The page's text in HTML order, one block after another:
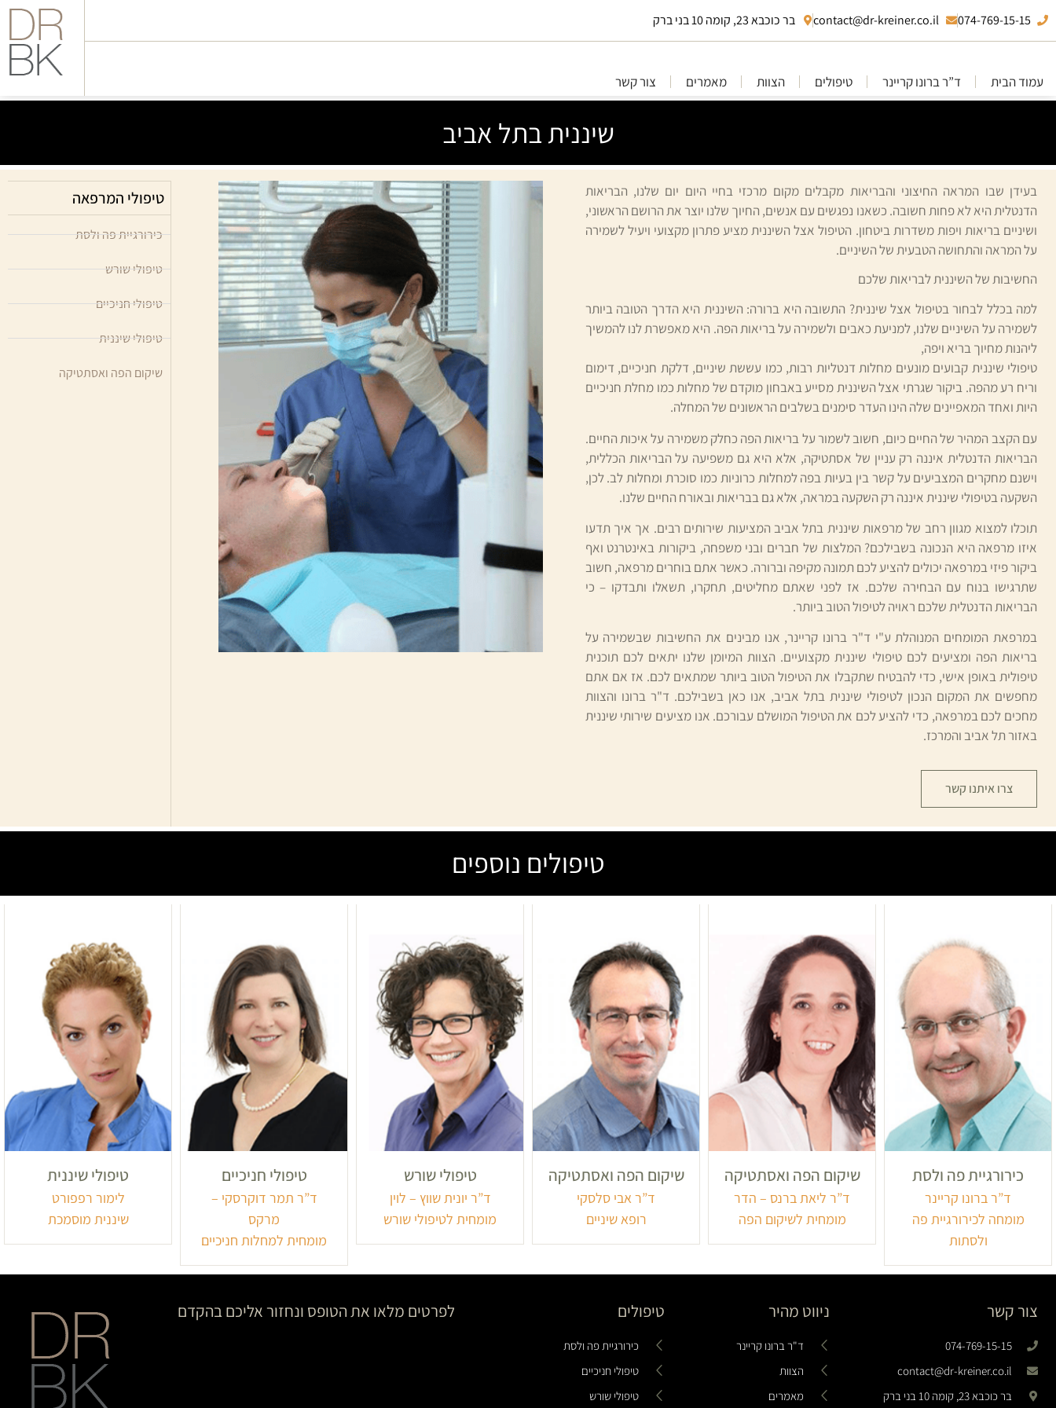
074-769-15-15
contact@dr-kreiner.co.il בר כוכבא 23, קומה 10 בני ברק
עמוד הבית ד”ר ברונו קריינר טיפולים הצוות מאמרים צור קשר
שיננית בתל אביב
בעידן שבו המראה החיצוני והבריאות מקבלים מקום מרכזי בחיי היום יום שלנו, הבריאות
הדנטלית היא לא פחות חשובה. כשאנו נפגשים עם אנשים, החיוך שלנו יוצר את הרושם הראשוני,
ושיניים בריאות ויפות משדרות ביטחון. הטיפול אצל השיננית מציע פתרון מקצועי ויעיל לשמירה
על המראה והתחושה הטבעית של השיניים.
החשיבות של השיננית לבריאות שלכם
למה בכלל לבחור בטיפול אצל שיננית? התשובה היא ברורה: השיננית היא הדרך הטובה ביותר
לשמירה על השיניים שלנו, למניעת כאבים ולשמירה על בריאות הפה. היא מאפשרת לנו להמשיך
ליהנות מחיוך בריא ויפה,
טיפולי שיננית קבועים מונעים מחלות דנטליות רבות, כמו עששת שיניים, דלקת חניכיים, דימום
וריח רע מהפה. ביקור שגרתי אצל השיננית מסייע באבחון מוקדם של מחלות כמו מחלת חניכיים
היות ואחד המאפיינים שלה הינו העדר סימנים בשלבים הראשונים של המחלה.
עם הקצב המהיר של החיים כיום, חשוב לשמור על בריאות הפה כחלק משמירה על איכות החיים.
הבריאות הדנטלית איננה רק עניין של אסתטיקה, אלא היא גם משפיעה על הבריאות הכללית,
וישנם מחקרים המצביעים על קשר בין בעיות בפה למחלות כרוניות כמו סוכרת ומחלות לב. לכן,
השקעה בטיפולי שיננית איננה רק השקעה במראה, אלא גם בבריאות ובאורח החיים שלנו.
תוכלו למצוא מגוון רחב של מרפאות שיננית בתל אביב המציעות שירותים רבים. אך איך תדעו
איזו מרפאה היא הנכונה בשבילכם? המלצות של חברים ובני משפחה, ביקורות באינטרנט ואף
ביקור פיזי במרפאה יכולים להציע לכם תמונה מקיפה וברורה. כאשר אתם בוחרים מרפאה, חשוב
שתרגישו בנוח עם הבחירה שלכם. אז לפני שאתם מחליטים, תחקרו, תשאלו ותבדקו – כי
הבריאות הדנטלית שלכם ראויה לטיפול הטוב ביותר.
במרפאת המומחים המנוהלת ע"י ד"ר ברונו קריינר, אנו מבינים את החשיבות שבשמירה על
בריאות הפה ומציעים לכם טיפולי שיננית מקצועיים. הצוות המיומן שלנו יתאים לכם תוכנית
טיפולית באופן אישי, כדי להבטיח שתקבלו את הטיפול הטוב ביותר שמתאים לכם. אז אם אתם
מחפשים את המקום הנכון לטיפולי שיננית בתל אביב, אנו כאן בשבילכם. ד"ר ברונו והצוות
מחכים לכם במרפאה, כדי להציע לכם את הטיפול המושלם עבורכם. אנו מציעים שירותי שיננית
באזור תל אביב והמרכז.
צרו איתנו קשר
טיפולי המרפאה
כירורגיית פה ולסת
טיפולי שורש
טיפולי חניכיים
טיפולי שיננית
שיקום הפה ואסתטיקה
טיפולים נוספים
כירורגיית פה ולסת
ד”ר ברונו קריינר
מומחה לכירורגיית פה
ולסתות
שיקום הפה ואסתטיקה
ד”ר ליאת ברנס – הדר
מומחית לשיקום הפה
שיקום הפה ואסתטיקה
ד”ר אבי סלסקי
רופא שיניים
טיפולי שורש
ד”ר יונית שווץ – לוין
מומחית לטיפולי שורש
טיפולי חניכיים
ד”ר תמר דוקרסקי –
מרקס
מומחית למחלות חניכיים
טיפולי שיננית
לימור רפפורט
שיננית מוסמכת
צור קשר
074-769-15-15
contact@dr-kreiner.co.il
בר כוכבא 23, קומה 10 בני ברק
ניווט מהיר
ד"ר ברונו קריינר
הצוות
מאמרים
טיפולים
כירורגיית פה ולסת
טיפולי חניכיים
טיפולי שורש
לפרטים מלאו את הטופס ונחזור אליכם בהקדם